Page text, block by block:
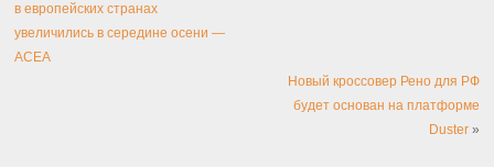
в европейских странах
увеличились в середине осени —
ACEA
Новый кроссовер Рено для РФ
будет основан на платформе
Duster»